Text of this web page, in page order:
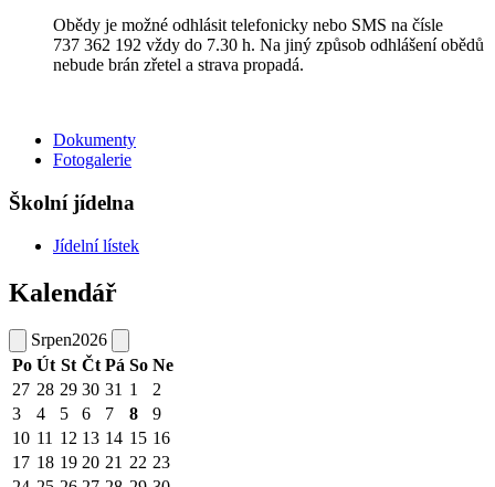
Obědy je možné odhlásit telefonicky nebo SMS na čísle
737 362 192 vždy do 7.30 h. Na jiný způsob odhlášení obědů
nebude brán zřetel a strava propadá.
Dokumenty
Fotogalerie
Školní jídelna
Jídelní lístek
Kalendář
Srpen2026
Po Út St Čt Pá So Ne
27 28 29 30 31 1
2
3
4 5 6 7 8
9
10 11 12 13 14 15 16
17 18 19 20 21 22 23